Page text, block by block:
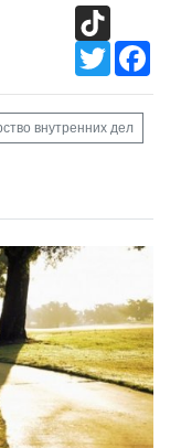
Twitter
внутренних дел